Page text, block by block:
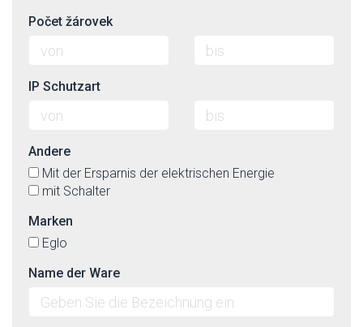
Počet žárovek
IP Schutzart
Andere
Mit der Ersparnis der elektrischen Energie
mit Schalter
Marken
Eglo
Name der Ware